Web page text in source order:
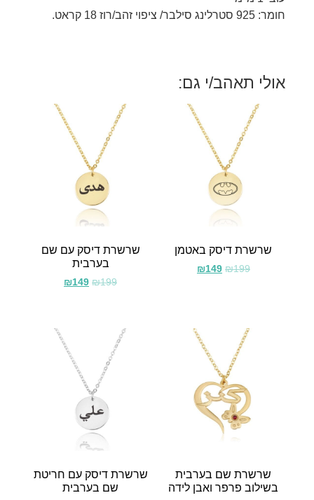
חומר: 925 סטרלינג סילבר/ ציפוי זהב/רוז 18 קראט.
אולי תאהב/י גם:
שרשרת דיסק באטמן
₪199
₪149
שרשרת דיסק עם שם
בערבית
₪199
₪149
שרשרת שם בערבית
בשילוב פרפר ואבן לידה
שרשרת דיסק עם חריטת
שם בערבית